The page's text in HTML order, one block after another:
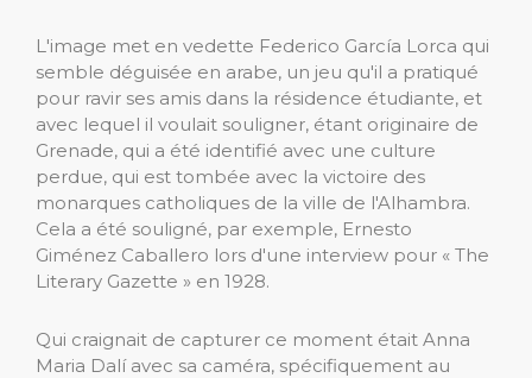
L'image met en vedette Federico García Lorca qui
semble déguisée en arabe, un jeu qu'il a pratiqué
pour ravir ses amis dans la résidence étudiante, et
avec lequel il voulait souligner, étant originaire de
Grenade, qui a été identifié avec une culture
perdue, qui est tombée avec la victoire des
monarques catholiques de la ville de l'Alhambra.
Cela a été souligné, par exemple, Ernesto
Giménez Caballero lors d'une interview pour « The
Literary Gazette » en 1928.
Qui craignait de capturer ce moment était Anna
Maria Dalí avec sa caméra, spécifiquement au